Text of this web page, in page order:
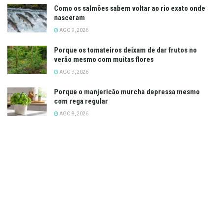
Como os salmões sabem voltar ao rio exato onde
nasceram
AGO 9, 2026
Porque os tomateiros deixam de dar frutos no
verão mesmo com muitas flores
AGO 9, 2026
Porque o manjericão murcha depressa mesmo
com rega regular
AGO 8, 2026